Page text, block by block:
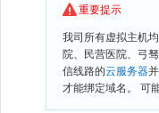
重要提示
我司所有虚拟主机
院、民营医院、弓
信线路的云服务器
才能绑定域名。 可